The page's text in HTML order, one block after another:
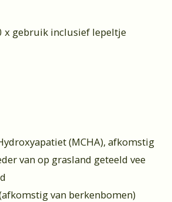
x gebruik inclusief lepeltje
(MCHA), afkomstig
van op grasland geteeld vee
van berkenbomen)